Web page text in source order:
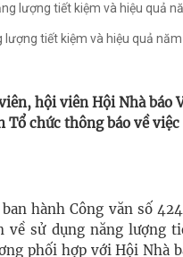
lượng tiết kiệm và hiệu quả
tiết kiệm và hiệu quả
hội viên Hội Nhà báo
Tổ chức thông báo về
hành Công văn số
sử dụng năng lượng
phối hợp với Hội Nhà